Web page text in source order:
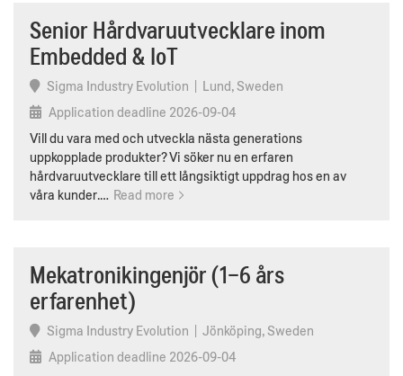
Senior Hårdvaruutvecklare inom
Embedded & IoT
Sigma Industry Evolution
Lund, Sweden
Application deadline 2026-09-04
Vill du vara med och utveckla nästa generations
uppkopplade produkter? Vi söker nu en erfaren
hårdvaruutvecklare till ett långsiktigt uppdrag hos en av
våra kunder.… Read more
Mekatronikingenjör (1–6 års
erfarenhet)
Sigma Industry Evolution
Jönköping, Sweden
Application deadline 2026-09-04